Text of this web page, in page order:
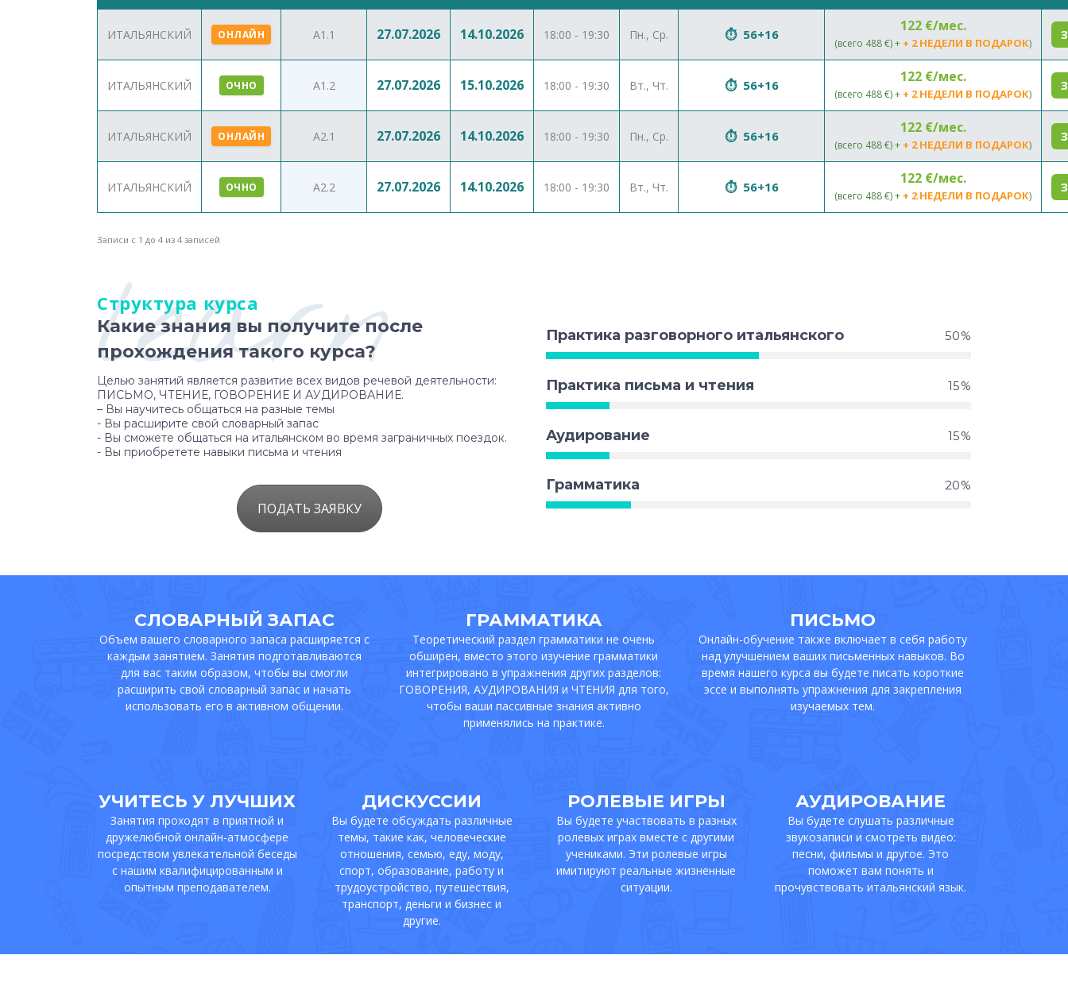
ИТАЛЬЯНСКИЙ ОНЛАЙН A1.1 27.07.2026 14.10.2026 18:00 - 19:30 Пн., Ср. 56+16 122 €/мес.
(всего 488 €) + + 2 НЕДЕЛИ В ПОДАРОК)
ИТАЛЬЯНСКИЙ ОЧНО A1.2 27.07.2026 15.10.2026 18:00 - 19:30 Вт., Чт. 56+16 122 €/мес.
(всего 488 €) + + 2 НЕДЕЛИ В ПОДАРОК)
ИТАЛЬЯНСКИЙ ОНЛАЙН A2.1 27.07.2026 14.10.2026 18:00 - 19:30 Пн., Ср. 56+16 122 €/мес.
(всего 488 €) + + 2 НЕДЕЛИ В ПОДАРОК)
ИТАЛЬЯНСКИЙ ОЧНО A2.2 27.07.2026 14.10.2026 18:00 - 19:30 Вт., Чт. 56+16 122 €/мес.
(всего 488 €) + + 2 НЕДЕЛИ В ПОДАРОК)
Записи с 1 до 4 из 4 записей
learn
Структура курса
Какие знания вы получите после
прохождения такого курса?
Целью занятий является развитие всех видов речевой деятельности:
ПИСЬМО, ЧТЕНИЕ, ГОВОРЕНИЕ И АУДИРОВАНИЕ.
– Вы научитесь общаться на разные темы
- Вы расширите свой словарный запас
- Вы сможете общаться на итальянском во время заграничных поездок.
- Вы приобретете навыки письма и чтения
ПОДАТЬ ЗАЯВКУ
Практика разговорного итальянского 50
Практика письма и чтения 15
Аудирование 15
Грамматика 20
СЛОВАРНЫЙ ЗАПАС
Объем вашего словарного запаса расширяется с
каждым занятием. Занятия подготавливаются
для вас таким образом, чтобы вы смогли
расширить свой словарный запас и начать
использовать его в активном общении.
ГРАММАТИКА
Теоретический раздел грамматики не очень
обширен, вместо этого изучение грамматики
интегрировано в упражнения других разделов:
ГОВОРЕНИЯ, АУДИРОВАНИЯ и ЧТЕНИЯ для того,
чтобы ваши пассивные знания активно
применялись на практике.
ПИСЬМО
Онлайн-обучение также включает в себя работу
над улучшением ваших письменных навыков. Во
время нашего курса вы будете писать короткие
эссе и выполнять упражнения для закрепления
изучаемых тем.
УЧИТЕСЬ У ЛУЧШИХ
Занятия проходят в приятной и
дружелюбной онлайн-атмосфере
посредством увлекательной беседы
с нашим квалифицированным и
опытным преподавателем.
ДИСКУССИИ
Вы будете обсуждать различные
темы, такие как, человеческие
отношения, семью, еду, моду,
спорт, образование, работу и
трудоустройство, путешествия,
транспорт, деньги и бизнес и
другие.
РОЛЕВЫЕ ИГРЫ
Вы будете участвовать в разных
ролевых играх вместе с другими
учениками. Эти ролевые игры
имитируют реальные жизненные
ситуации.
АУДИРОВАНИЕ
Вы будете слушать различные
звукозаписи и смотреть видео:
песни, фильмы и другое. Это
поможет вам понять и
прочувствовать итальянский язык.